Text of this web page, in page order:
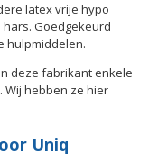
latex vrije hypo
Goedgekeurd
hulpmiddelen.
deze fabrikant enkele
Wij hebben ze hier
Uniq